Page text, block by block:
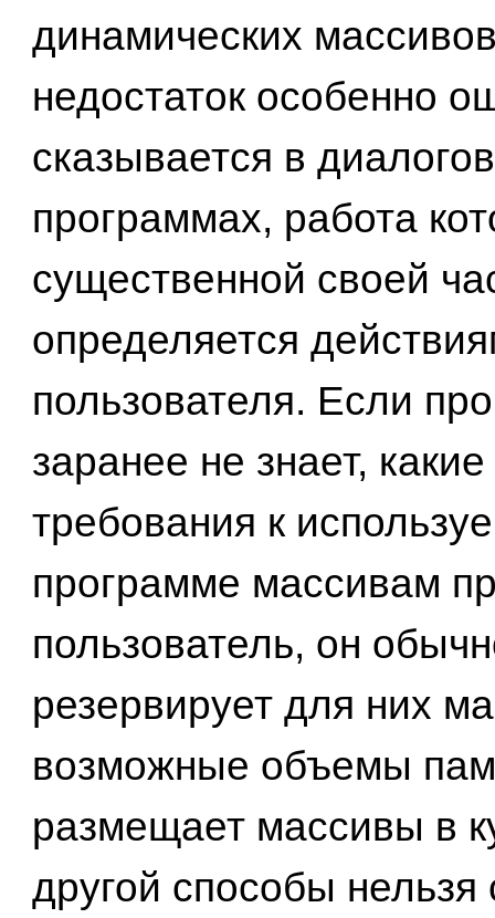
динамических
недостаток особенно
сказывается в
программах, работа
существенной своей
определяется
пользователя. Если
заранее не знает,
требования к
программе массивам
пользователь, он
резервирует для них
возможные объемы
размещает массивы в
другой способы нельзя